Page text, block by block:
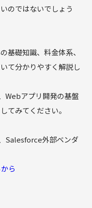
のではないでしょう
基礎知識、料金体系、
て分かりやすく解説し
Webアプリ開発の基盤
てみてください。
Salesforce外部ベンダ
ら